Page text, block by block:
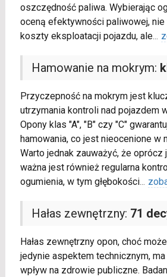
oszczędność paliwa. Wybierając
oceną efektywności paliwowej,
koszty eksploatacji pojazdu, ale...
Hamowanie na mokrym:
Przyczepność na mokrym jest
utrzymania kontroli nad pojazdem
Opony klas "A", "B" czy "C"
hamowania, co jest nieocenione w
Warto jednak zauważyć, że oprócz
ważna jest również regularna
ogumienia, w tym głębokości...
Hałas zewnętrzny: 71
Hałas zewnętrzny opon, choć
jedynie aspektem technicznym,
wpływ na zdrowie publiczne.